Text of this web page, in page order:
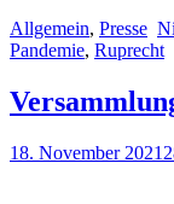
Allgemein, Presse
Pandemie, Ruprecht
18. November 2021